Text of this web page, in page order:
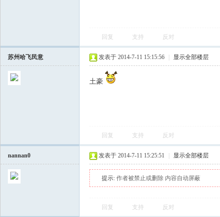
回复 支持 反对
苏州哈飞民意 发表于 2014-7-11 15:15:56 显示全部楼层
土豪
回复 支持 反对
nannan0 发表于 2014-7-11 15:25:51 显示全部楼层
提示: 作者被禁止或删除 内容自动屏蔽
回复 支持 反对